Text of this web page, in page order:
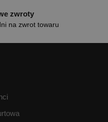
zwroty
na zwrot towaru